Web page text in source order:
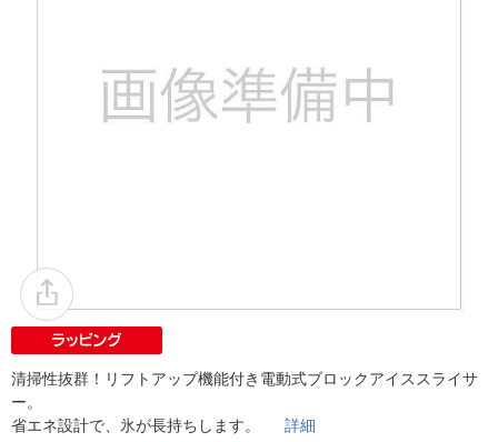
清掃性抜群！リフトアップ機能付き電動式ブロックアイススライサ
ー。
省エネ設計で、氷が長持ちします。 詳細